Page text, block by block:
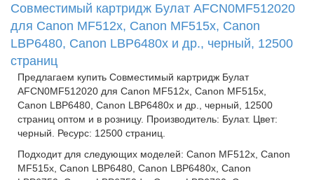
Совместимый картридж Булат AFCN0MF512020
для Canon MF512x, Canon MF515x, Canon
LBP6480, Canon LBP6480x и др., черный, 12500
страниц
Предлагаем купить Совместимый картридж Булат
AFCN0MF512020 для Canon MF512x, Canon MF515x,
Canon LBP6480, Canon LBP6480x и др., черный, 12500
страниц оптом и в розницу. Производитель: Булат. Цвет:
черный. Ресурс: 12500 страниц.
Подходит для следующих моделей: Canon MF512x, Canon
MF515x, Canon LBP6480, Canon LBP6480x, Canon